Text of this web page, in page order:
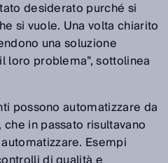
desiderato purché si
si vuole. Una volta chiarito
una soluzione
problema”, sottolinea
possono automatizzare da
in passato risultavano
Esempi